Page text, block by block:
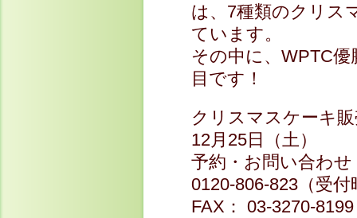
は、7種類のクリス
ています。
その中に、WPTC
目です！
クリスマスケーキ
12月25日（土）
予約・お問い合わ
0120-806-823（受
FAX： 03-3270-8199